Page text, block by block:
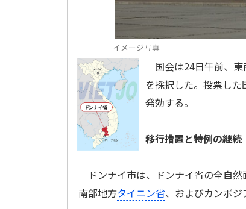
イメージ写真
国会は24日午前、東
を採択した。投票し
発効する。
移行措置と特例の継続
ドンナイ市は、ドンナイ省の全自然
南部地方タイニン省、およびカンボジ